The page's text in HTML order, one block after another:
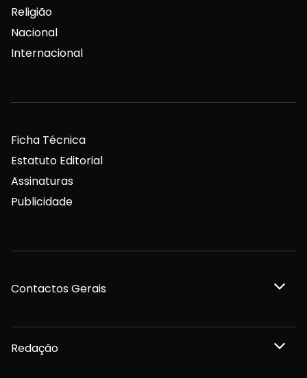
Religião
Nacional
Internacional
Ficha Técnica
Estatuto Editorial
Assinaturas
Publicidade
Contactos Gerais
Redação